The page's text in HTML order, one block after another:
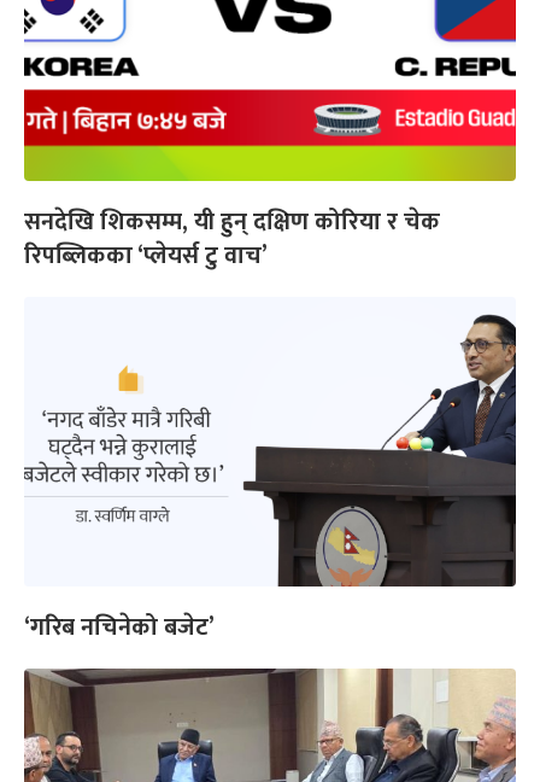
सनदेखि शिकसम्म, यी हुन् दक्षिण कोरिया र चेक
रिपब्लिकका ‘प्लेयर्स टु वाच’
‘गरिब नचिनेको बजेट’